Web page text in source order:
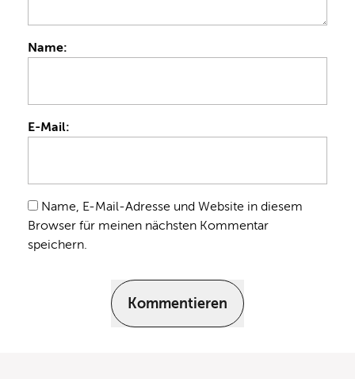
Name:
E-Mail:
Name, E-Mail-Adresse und Website in diesem
Browser für meinen nächsten Kommentar
speichern.
Kommentieren